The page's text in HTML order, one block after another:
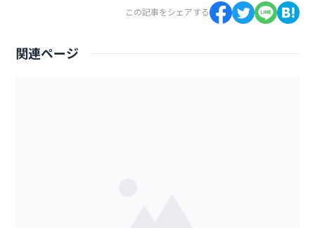
この記事をシェアする
関連ページ